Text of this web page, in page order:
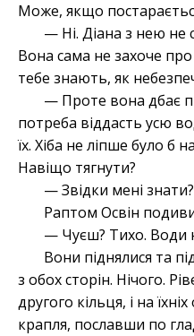
Може, якщо
— Ні. Діана з нею не
Вона сама не захоче
тебе знають, як
— Проте вона дбає
потреба віддасть усю
їх. Хіба не ліпше було б
Навіщо тягнути?
— Звідки мені
Раптом Освін
— Чуєш? Тихо. Води
Вони піднялися та
з обох сторін. Нічого.
другого кільця, і на
крапля, пославши по